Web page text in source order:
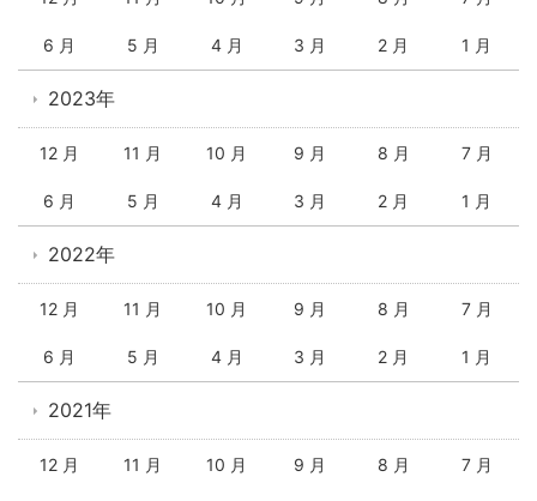
6 月 5 月 4 月 3 月 2 月 1 月
2023年
12 月 11 月 10 月 9 月 8 月 7 月
6 月 5 月 4 月 3 月 2 月 1 月
2022年
12 月 11 月 10 月 9 月 8 月 7 月
6 月 5 月 4 月 3 月 2 月 1 月
2021年
12 月 11 月 10 月 9 月 8 月 7 月